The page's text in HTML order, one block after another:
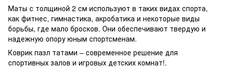
Маты с толщиной 2 см используют в таких видах спорта,
как фитнес, гимнастика, акробатика и некоторые виды
борьбы, где мало бросков. Они обеспечивают твердую и
надежную опору юным спортсменам.
Коврик пазл татами – современное решение для
спортивных залов и игровых детских комнат!.